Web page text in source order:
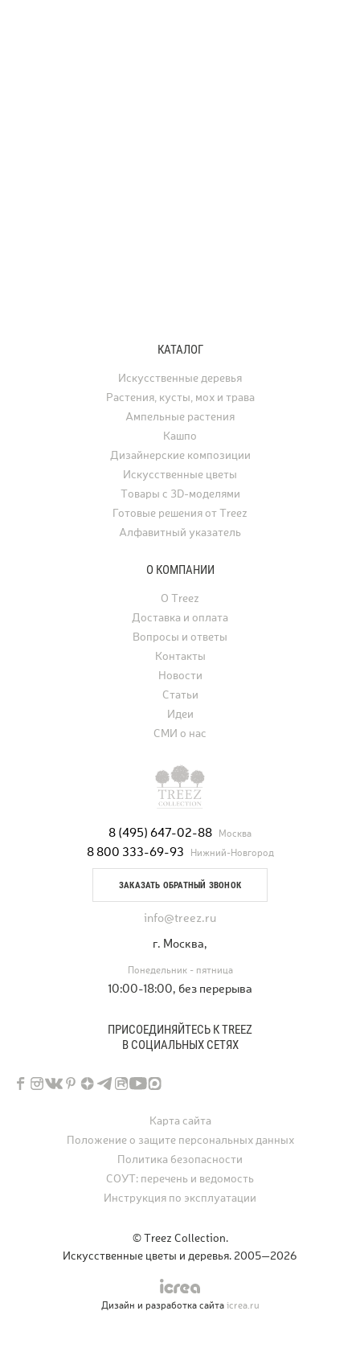
8 (495) 647-02-88 Москва
8 800 333-69-93 Нижний-Новгород
ЗАКАЗАТЬ ОБРАТНЫЙ ЗВОНОК
info@treez.ru
г. Москва,
Понедельник - пятница
10:00-18:00, без перерыва
КАТАЛОГ
Искусственные деревья
Растения, кусты, мох и трава
Ампельные растения
Кашпо
Дизайнерские композиции
Искусственные цветы
Товары с 3D-моделями
Готовые решения от Treez
Алфавитный указатель
О КОМПАНИИ
О Treez
Доставка и оплата
Вопросы и ответы
Контакты
Новости
Статьи
Идеи
СМИ о нас
ПРИСОЕДИНЯЙТЕСЬ К TREEZ
В СОЦИАЛЬНЫХ СЕТЯХ
© Treez Collection.
Искусственные цветы и деревья. 2005—2026
Карта сайта
Положение о защите персональных данных
Политика безопасности
СОУТ: перечень и ведомость
Инструкция по эксплуатации
Дизайн и разработка сайтаicrea.ru